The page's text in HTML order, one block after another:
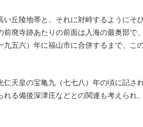
丘陵地帯と、それに対峙するようにそ
廃寺跡あたりの前面は入海の最奥部で
五六）年に福山市に合併するまで、こ
仁天皇の宝亀九（七七八）年の頃に記さ
る備後深津庄などとの関連も考えられ